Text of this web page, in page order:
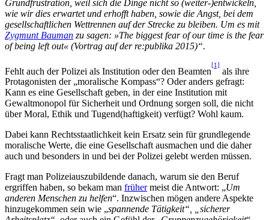
Grundfrustration, weil sich die Dinge nicht so (weiter-)entwickeln,
wie wir dies erwartet und erhofft haben, sowie die Angst, bei dem
gesellschaftlichen Wettrennen auf der Strecke zu bleiben. Um es mit
Zygmunt Bauman zu sagen: »The biggest fear of our time is the fear
of being left out« (Vortrag auf der re:publika 2015)“.
Fehlt auch der Polizei als Institution oder den Beamten
[1]
als ihre
Protagonisten der „moralische Kompass“? Oder anders gefragt:
Kann es eine Gesellschaft geben, in der eine Institution mit
Gewaltmonopol für Sicherheit und Ordnung sorgen soll, die nicht
über Moral, Ethik und Tugend(haftigkeit) verfügt? Wohl kaum.
Dabei kann Rechtsstaatlichkeit kein Ersatz sein für grundlegende
moralische Werte, die eine Gesellschaft ausmachen und die daher
auch und besonders in und bei der Polizei gelebt werden müssen.
Fragt man Polizeiauszubildende danach, warum sie den Beruf
ergriffen haben, so bekam man frühermeist die Antwort: „Um
anderen Menschen zu helfen“. Inzwischen mögen andere Aspekte
hinzugekommen sein wie „spannende Tätigkeit“, „sicherer